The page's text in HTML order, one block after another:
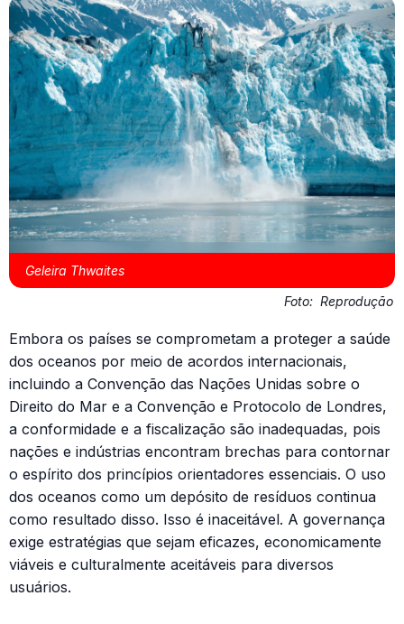
Geleira Thwaites
Foto: Reprodução
Embora os países se comprometam a proteger a saúde
dos oceanos por meio de acordos internacionais,
incluindo a Convenção das Nações Unidas sobre o
Direito do Mar e a Convenção e Protocolo de Londres,
a conformidade e a fiscalização são inadequadas, pois
nações e indústrias encontram brechas para contornar
o espírito dos princípios orientadores essenciais. O uso
dos oceanos como um depósito de resíduos continua
como resultado disso. Isso é inaceitável. A governança
exige estratégias que sejam eficazes, economicamente
viáveis ​​e culturalmente aceitáveis para diversos
usuários.